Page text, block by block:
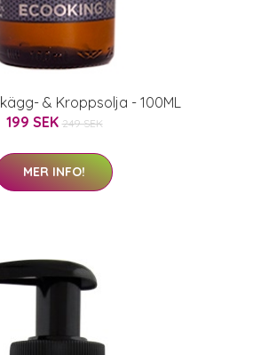
& Kroppsolja - 100ML
199 SEK 249 SEK
MER INFO!